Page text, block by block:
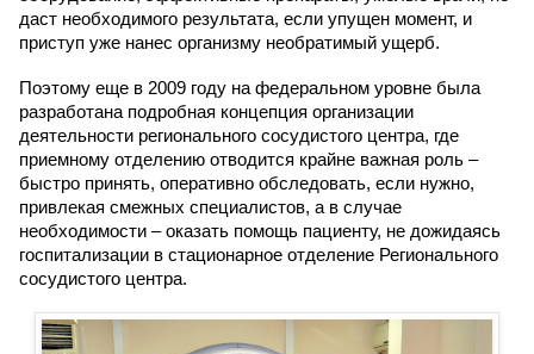
даст необходимого результата, если упущен момент, и
приступ уже нанес организму необратимый ущерб.
Поэтому еще в 2009 году на федеральном уровне была
разработана подробная концепция организации
деятельности регионального сосудистого центра, где
приемному отделению отводится крайне важная роль –
быстро принять, оперативно обследовать, если нужно,
привлекая смежных специалистов, а в случае
необходимости – оказать помощь пациенту, не дожидаясь
госпитализации в стационарное отделение Регионального
сосудистого центра.